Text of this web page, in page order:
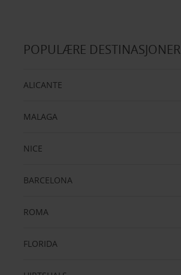
POPULÆRE DESTINASJONER
ALICANTE
MALAGA
NICE
BARCELONA
ROMA
FLORIDA